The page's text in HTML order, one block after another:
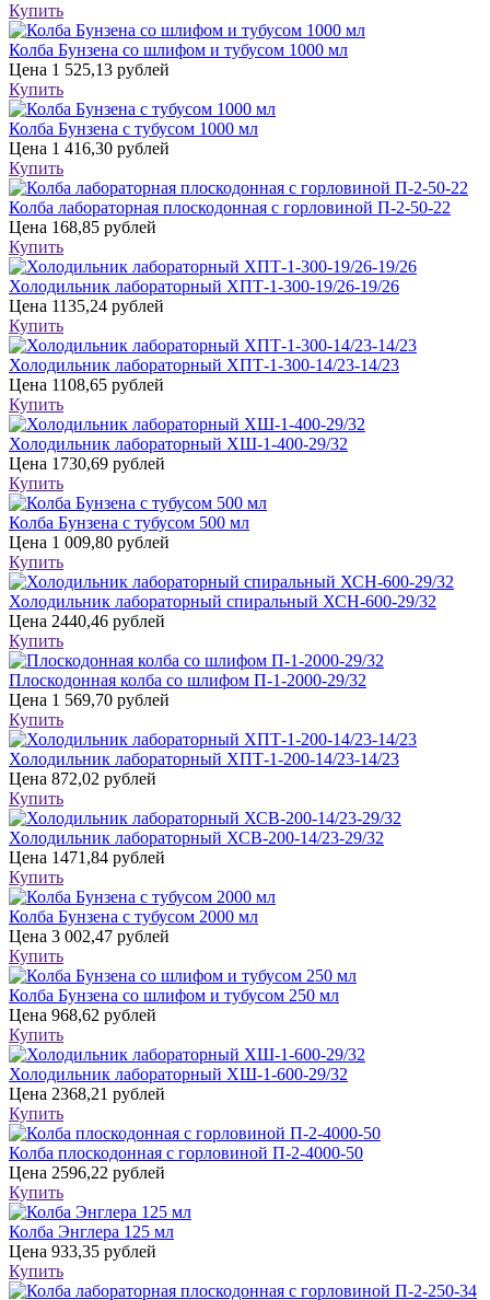
Купить
Колба Бунзена со шлифом и тубусом 1000 мл
Цена 1 525,13 рублей
Купить
Колба Бунзена с тубусом 1000 мл
Цена 1 416,30 рублей
Купить
Колба лабораторная плоскодонная с горловиной П-2-50-22
Цена 168,85 рублей
Купить
Холодильник лабораторный ХПТ-1-300-19/26-19/26
Цена 1135,24 рублей
Купить
Холодильник лабораторный ХПТ-1-300-14/23-14/23
Цена 1108,65 рублей
Купить
Холодильник лабораторный ХШ-1-400-29/32
Цена 1730,69 рублей
Купить
Колба Бунзена с тубусом 500 мл
Цена 1 009,80 рублей
Купить
Холодильник лабораторный спиральный ХСН-600-29/32
Цена 2440,46 рублей
Купить
Плоскодонная колба со шлифом П-1-2000-29/32
Цена 1 569,70 рублей
Купить
Холодильник лабораторный ХПТ-1-200-14/23-14/23
Цена 872,02 рублей
Купить
Холодильник лабораторный ХСВ-200-14/23-29/32
Цена 1471,84 рублей
Купить
Колба Бунзена с тубусом 2000 мл
Цена 3 002,47 рублей
Купить
Колба Бунзена со шлифом и тубусом 250 мл
Цена 968,62 рублей
Купить
Холодильник лабораторный ХШ-1-600-29/32
Цена 2368,21 рублей
Купить
Колба плоскодонная с горловиной П-2-4000-50
Цена 2596,22 рублей
Купить
Колба Энглера 125 мл
Цена 933,35 рублей
Купить